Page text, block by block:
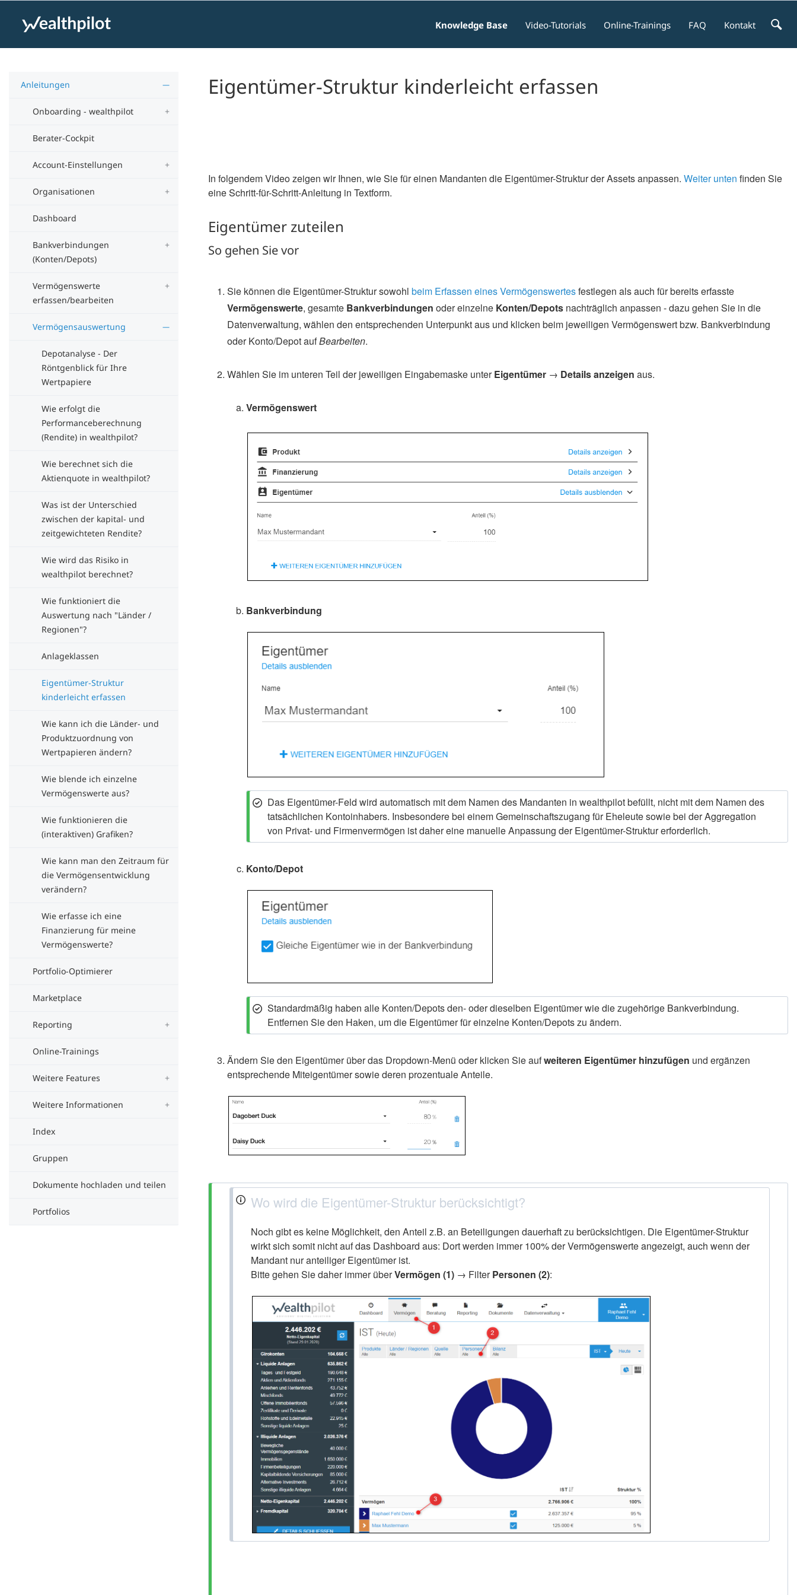
Knowledge Base Video-Tutorials Online-Trainings FAQ Kontakt
Anleitungen
Onboarding - wealthpilot
Berater-Cockpit
Account-Einstellungen
Organisationen
Dashboard
Bankverbindungen
(Konten/Depots)
Vermögenswerte
erfassen/bearbeiten
Vermögensauswertung
Depotanalyse - Der
Röntgenblick für Ihre
Wertpapiere
Wie erfolgt die
Performanceberechnung
(Rendite) in wealthpilot?
Wie berechnet sich die
Aktienquote in wealthpilot?
Was ist der Unterschied
zwischen der kapital- und
zeitgewichteten Rendite?
Wie wird das Risiko in
wealthpilot berechnet?
Wie funktioniert die
Auswertung nach "Länder /
Regionen"?
Anlageklassen
Eigentümer-Struktur
kinderleicht erfassen
Wie kann ich die Länder- und
Produktzuordnung von
Wertpapieren ändern?
Wie blende ich einzelne
Vermögenswerte aus?
Wie funktionieren die
(interaktiven) Grafiken?
Wie kann man den Zeitraum für
die Vermögensentwicklung
verändern?
Wie erfasse ich eine
Finanzierung für meine
Vermögenswerte?
Portfolio-Optimierer
Marketplace
Reporting
Online-Trainings
Weitere Features
Weitere Informationen
Index
Gruppen
Dokumente hochladen und teilen
Portfolios
Eigentümer-Struktur kinderleicht erfassen
In folgendem Video zeigen wir Ihnen, wie Sie für einen Mandanten die Eigentümer-Struktur der Assets anpassen. Weiter unten finden Sie
eine Schritt-für-Schritt-Anleitung in Textform.
Eigentümer zuteilen
So gehen Sie vor
Sie können die Eigentümer-Struktur sowohl beim Erfassen eines Vermögenswertesfestlegen als auch für bereits erfasste
Vermögenswerte, gesamte Bankverbindungen oder einzelne Konten/Depots nachträglich anpassen - dazu gehen Sie in die
Datenverwaltung, wählen den entsprechenden Unterpunkt aus und klicken beim jeweiligen Vermögenswert bzw. Bankverbindung
oder Konto/Depot aufBearbeiten.
Wählen Sie im unteren Teil der jeweiligen Eingabemaske unter Eigentümer → Details anzeigen aus.
Vermögenswert
Bankverbindung
Das Eigentümer-Feld wird automatisch mit dem Namen des Mandanten in wealthpilot befüllt, nicht mit dem Namen des
tatsächlichen Kontoinhabers. Insbesondere bei einem Gemeinschaftszugang für Eheleute sowie bei der Aggregation
von Privat- und Firmenvermögen ist daher eine manuelle Anpassung der Eigentümer-Struktur erforderlich.
Konto/Depot
Standardmäßig haben alle Konten/Depots den- oder dieselben Eigentümer wie die zugehörige Bankverbindung.
Entfernen Sie den Haken, um die Eigentümer für einzelne Konten/Depots zu ändern.
Ändern Sie den Eigentümer über das Dropdown-Menü oder klicken Sie aufweiteren Eigentümer hinzufügen und ergänzen
entsprechende Miteigentümer sowie deren prozentuale Anteile.
Wo wird die Eigentümer-Struktur berücksichtigt?
Noch gibt es keine Möglichkeit, den Anteil z.B. an Beteiligungen dauerhaft zu berücksichtigen. Die Eigentümer-Struktur
wirkt sich somit nicht auf das Dashboard aus: Dort werden immer 100% der Vermögenswerte angezeigt, auch wenn der
Mandant nur anteiliger Eigentümer ist.
Bitte gehen Sie daher immer überVermögen (1) → FilterPersonen (2):